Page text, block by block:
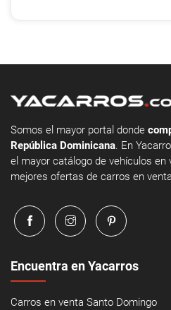
Somos el mayor portal donde
República Dominicana. En
el mayor catálogo de vehículos en
mejores ofertas de carros en
Encuentra en Yacarros
Carros en venta Santo Domingo